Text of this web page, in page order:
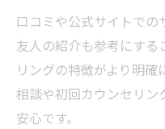
を知る
カウンセリン
口コミや公式サイトで
友人の紹介も参考にする
リングの特徴がより明
相談や初回カウンセリン
安心です。